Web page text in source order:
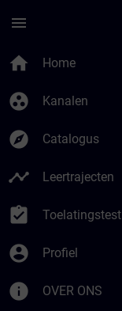
menu
home Home
group_work Kanalen
explore Catalogus
timeline Leertrajecten
assignment_turned_in Toelatingstest
account_circle Profiel
info OVER ONS